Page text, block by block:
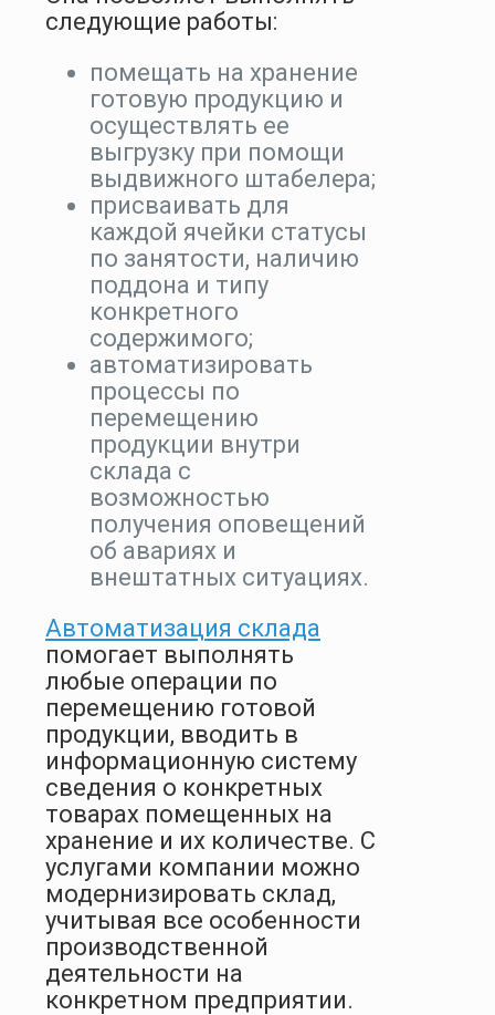
следующие работы:
помещать на хранение
готовую продукцию и
осуществлять ее
выгрузку при помощи
выдвижного штабелера;
присваивать для
каждой ячейки статусы
по занятости, наличию
поддона и типу
конкретного
содержимого;
автоматизировать
процессы по
перемещению
продукции внутри
склада с
возможностью
получения оповещений
об авариях и
внештатных ситуациях.
Автоматизация склада
помогает выполнять
любые операции по
перемещению готовой
продукции, вводить в
информационную систему
сведения о конкретных
товарах помещенных на
хранение и их количестве. С
услугами компании можно
модернизировать склад,
учитывая все особенности
производственной
деятельности на
конкретном предприятии.